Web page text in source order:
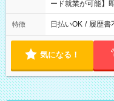
ード就業が可能】
特徴 日払いOK / 履歴書
気になる！